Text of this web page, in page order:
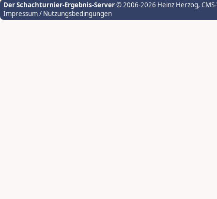
Der Schachturnier-Ergebnis-Server© 2006-2026 Heinz Herzog,
Impressum / Nutzungsbedingungen